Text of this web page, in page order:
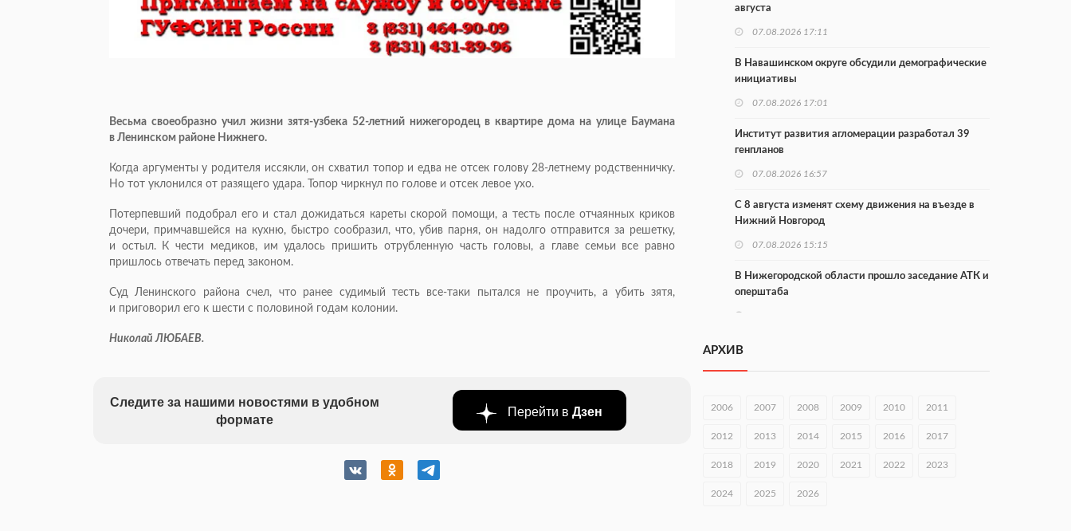
Весьма своеобразно учил жизни зятя-узбека 52-летнийнижегородец в квартире дома на улице Баумана
в Ленинском районе Нижнего.
Когда аргументы у родителя иссякли, он схватил топор и едва не отсек голову28-летнему родственничку.
Но тот уклонился от разящего удара. Топор чиркнул по голове и отсек левое ухо.
Потерпевший подобрал его и стал дожидаться кареты скорой помощи, а тесть после отчаянных криков
дочери, примчавшейся на кухню, быстро сообразил, что, убив парня, он надолго отправится за решетку,
и остыл. К чести медиков, им удалось пришить отрубленную часть головы, а главе семьи все равно
пришлось отвечать перед законом.
Суд Ленинского района счел, что ранее судимый тесть все-таки
пытался не проучить, а убить зятя,
и приговорил его к шести с половиной годам колонии.
Николай ЛЮБАЕВ.
Следите за нашими новостями в удобном
формате
Перейти в Дзен
августа
07.08.2026 17:11
В Навашинском округе обсудили демографические
инициативы
07.08.2026 17:01
Институт развития агломерации разработал 39
генпланов
07.08.2026 16:57
С 8 августа изменят схему движения на въезде в
Нижний Новгород
07.08.2026 15:15
В Нижегородской области прошло заседание АТК и
оперштаба
В Чкаловске спустили на воду «Метеор-120Р»
07.08.2026 14:01
В Нижегородской области выбрали лучшего
07.08.2026 13:48
строителя
АРХИВ
2006 2007 2008 2009 2010 2011
2012 2013 2014 2015 2016 2017
2018 2019 2020 2021 2022 2023
2024 2025 2026